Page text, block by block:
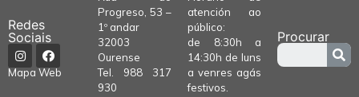
Redes
Sociais
Mapa Web
Progreso, 53 –
1º andar
32003
Ourense
Tel. 988 317
930
atención ao
público:
de 8:30h a
14:30h de luns
a venres agás
festivos.
Procurar